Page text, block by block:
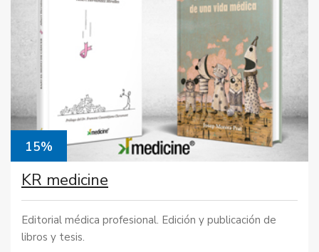
15%
KR medicine
Editorial médica profesional. Edición y publicación de
libros y tesis.